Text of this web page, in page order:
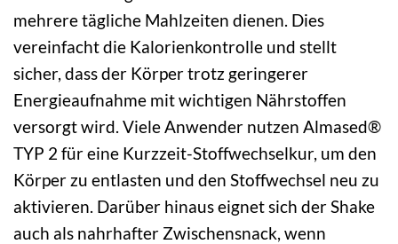
mehrere tägliche Mahlzeiten dienen. Dies
vereinfacht die Kalorienkontrolle und stellt
sicher, dass der Körper trotz geringerer
Energieaufnahme mit wichtigen Nährstoffen
versorgt wird. Viele Anwender nutzen Almased®
TYP 2 für eine Kurzzeit-Stoffwechselkur, um den
Körper zu entlasten und den Stoffwechsel neu zu
aktivieren. Darüber hinaus eignet sich der Shake
auch als nahrhafter Zwischensnack, wenn